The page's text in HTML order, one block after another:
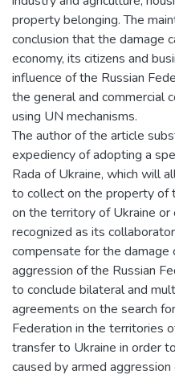
property belonging. The
conclusion that the damage
economy, its citizens and
influence of the Russian
the general and commercial
using UN mechanisms.
The author of the article
expediency of adopting a
Rada of Ukraine, which will
to collect on the property of
on the territory of Ukraine
recognized as its
compensate for the damage
aggression of the Russian
to conclude bilateral and
agreements on the search
Federation in the territories
transfer to Ukraine in order
caused by armed